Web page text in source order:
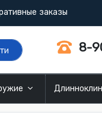
заказы
8-